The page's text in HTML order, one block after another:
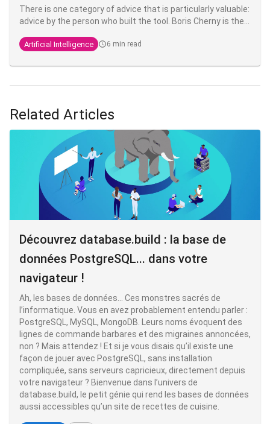
There is one category of advice that is particularly valuable:
advice by the person who built the tool. Boris Cherny is the
shares his practices on X, and what's striking is that his
the fundamentals fundamentals are enough to be highly
Artificial Intelligence 6 min read
Related Articles
Découvrez database.build : la base de
données PostgreSQL... dans votre
navigateur !
Ah, les bases de données… Ces monstres sacrés de
l’informatique. Vous en avez probablement entendu parler :
PostgreSQL, MySQL, MongoDB. Leurs noms évoquent des
lignes de commande barbares et des migraines annoncées,
non ? Mais attendez ! Et si je vous disais qu’il existe une
façon de jouer avec PostgreSQL, sans installation
compliquée, sans serveurs capricieux, directement depuis
votre navigateur ? Bienvenue dans l’univers de
database.build, le petit génie qui rend les bases de données
aussi accessibles qu’un site de recettes de cuisine.